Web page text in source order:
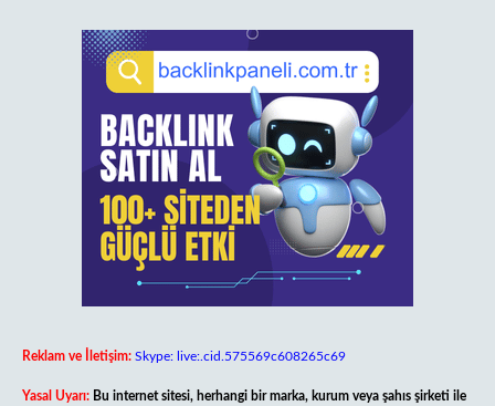
Reklam ve İletişim: Skype: live:.cid.575569c608265c69
Yasal Uyarı: Bu internet sitesi, herhangi bir marka, kurum veya şahıs şirketi ile